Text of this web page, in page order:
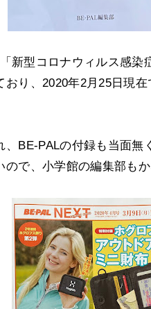
新型コロナウィルス感染
り、2020年2月25日現
、BE-PALの付録も当面
で、小学館の編集部も